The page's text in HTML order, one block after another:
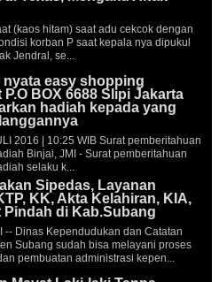
(kaos hitam) saat adu cekcok dengan
korban P saat kepala nya dipukul
Jendral, se...
nyata easy shopping
P.O BOX 6688 Slipi Jakarta
hadiah kepada yang
2016 | 10:25 WIB Surat pemberitahuan
Binjai, JMI - Surat pemberitahuan
selaku k...
Sipedas, Layanan
KK, Akta Kelahiran, KIA,
Pindah di Kab.Subang
-- Dinas Kependudukan dan Catatan
Subang sudah bisa melayani proses
pembuatan administrasi kepen...